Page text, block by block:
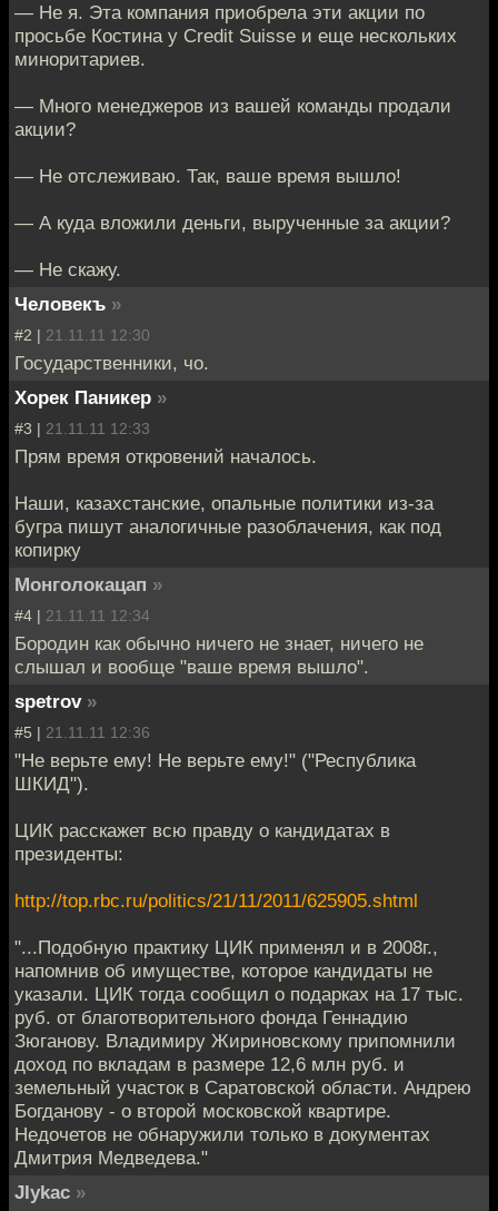
— Не я. Эта компания приобрела эти акции по
просьбе Костина у Credit Suisse и еще нескольких
миноритариев.
— Много менеджеров из вашей команды продали
акции?
— Не отслеживаю. Так, ваше время вышло!
— А куда вложили деньги, вырученные за акции?
— Не скажу.
Человекъ »
#2 | 21.11.11 12:30
Государственники, чо.
Хорек Паникер »
#3 | 21.11.11 12:33
Прям время откровений началось.
Наши, казахстанские, опальные политики из-за
бугра пишут аналогичные разоблачения, как под
копирку
Монголокацап »
#4 | 21.11.11 12:34
Бородин как обычно ничего не знает, ничего не
слышал и вообще "ваше время вышло".
spetrov »
#5 | 21.11.11 12:36
"Не верьте ему! Не верьте ему!" ("Республика
ШКИД").
ЦИК расскажет всю правду о кандидатах в
президенты:
http://top.rbc.ru/politics/21/11/2011/625905.shtml
"...Подобную практику ЦИК применял и в 2008г.,
напомнив об имуществе, которое кандидаты не
указали. ЦИК тогда сообщил о подарках на 17 тыс.
руб. от благотворительного фонда Геннадию
Зюганову. Владимиру Жириновскому припомнили
доход по вкладам в размере 12,6 млн руб. и
земельный участок в Саратовской области. Андрею
Богданову - о второй московской квартире.
Недочетов не обнаружили только в документах
Дмитрия Медведева."
JIykac »